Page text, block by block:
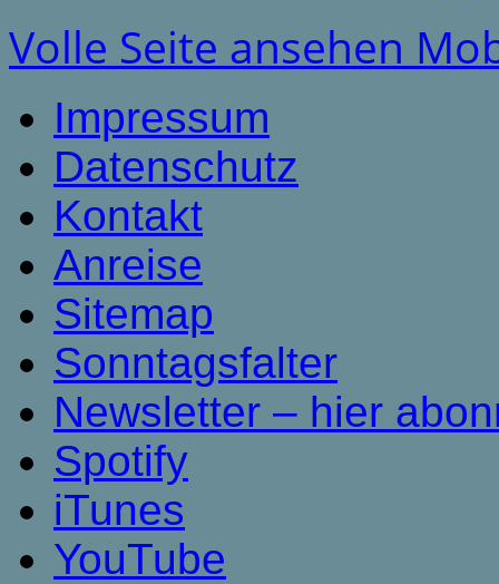
Volle Seite ansehen
Impressum
Datenschutz
Kontakt
Anreise
Sitemap
Sonntagsfalter
Newsletter – hier
Spotify
iTunes
YouTube